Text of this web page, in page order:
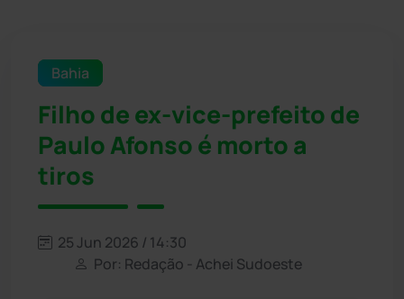
Bahia
Filho de ex-vice-prefeito de
Paulo Afonso é morto a
tiros
25 Jun 2026 / 14:30
Por: Redação - Achei Sudoeste